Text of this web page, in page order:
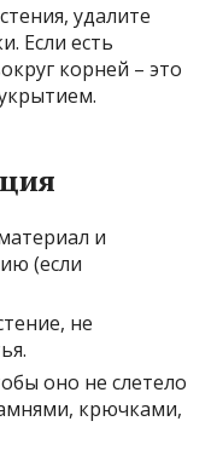
удалите
Если есть
корней – это
и
(если
не
оно не слетело
крючками,